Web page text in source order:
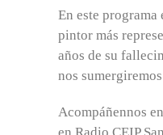
En este
pintor más
años de su
nos
Acompáñennos
en Radio CEIP